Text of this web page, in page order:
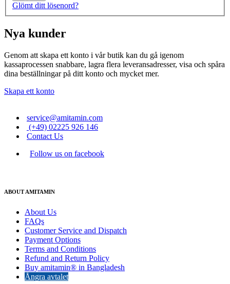
Glömt ditt lösenord?
Nya kunder
Genom att skapa ett konto i vår butik kan du gå igenom
kassaprocessen snabbare, lagra flera leveransadresser, visa och spåra
dina beställningar på ditt konto och mycket mer.
Skapa ett konto
service@amitamin.com
(+49) 02225 926 146
Contact Us
Follow us on facebook
ABOUT AMITAMIN
About Us
FAQs
Customer Service and Dispatch
Payment Options
Terms and Conditions
Refund and Return Policy
Buy amitamin® in Bangladesh
Ångra avtalet